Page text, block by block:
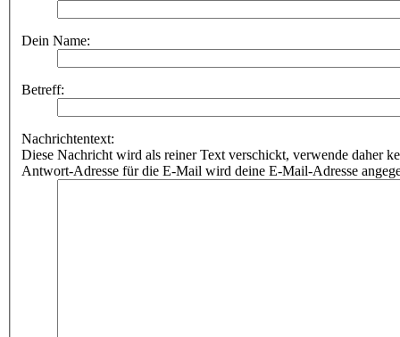
Dein Name:
Betreff:
Nachrichtentext:
Diese Nachricht wird als reiner Text verschickt, verwende daher
Antwort-Adresse für die E-Mail wird deine E-Mail-Adresse